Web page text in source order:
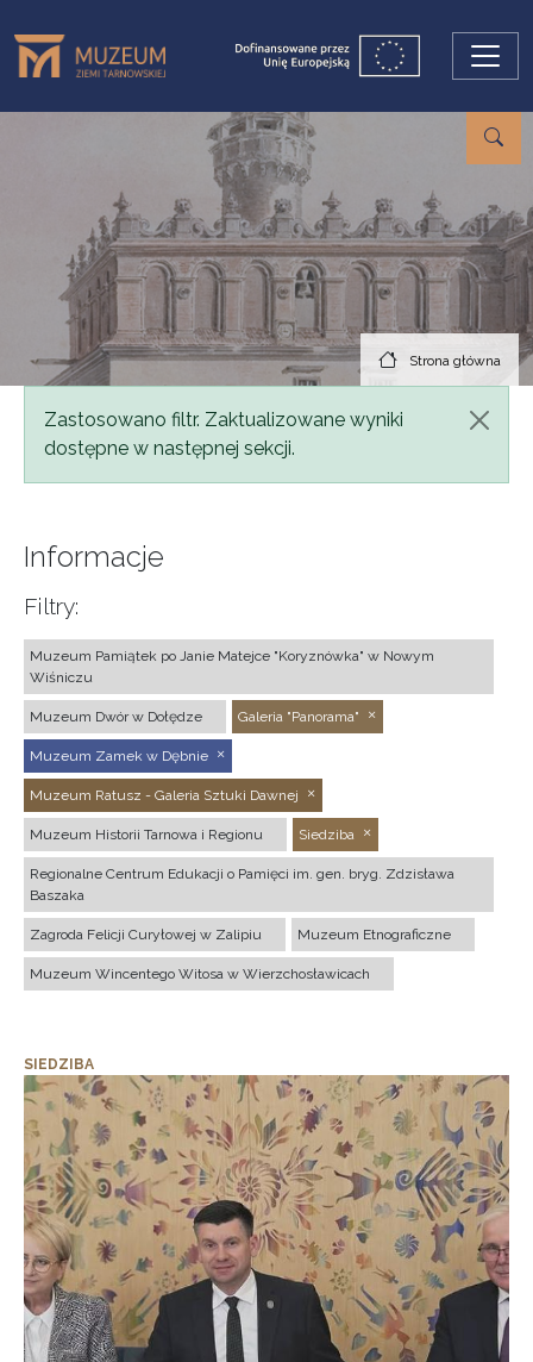
Strona główna
Komunikat
Zastosowano filtr. Zaktualizowane wyniki
dostępne w następnej sekcji.
Informacje
Filtry:
Muzeum Pamiątek po Janie Matejce "Koryznówka" w Nowym
Wiśniczu
Muzeum Dwór w Dołędze Galeria "Panorama"
Muzeum Zamek w Dębnie
Muzeum Ratusz - Galeria Sztuki Dawnej
Muzeum Historii Tarnowa i Regionu Siedziba
Regionalne Centrum Edukacji o Pamięci im. gen. bryg. Zdzisława
Baszaka
Zagroda Felicji Curyłowej w Zalipiu Muzeum Etnograficzne
Muzeum Wincentego Witosa w Wierzchosławicach
SIEDZIBA